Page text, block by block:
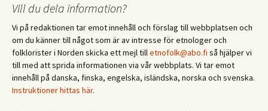
Vill du dela information?
Vi på redaktionen tar emot innehåll och förslag till webbplatsen och
om du känner till något som är av intresse för etnologer och
folklorister i Norden skicka ett mejl tilletnofolk@abo.fi så hjälper vi
till med att sprida informationen via vår webbplats. Vi tar emot
innehåll på danska, finska, engelska, isländska, norska och svenska.
Instruktioner hittas här.